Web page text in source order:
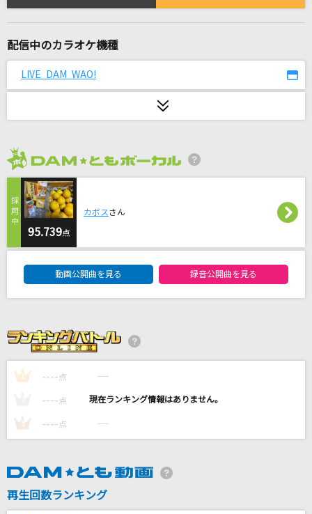
黒毛和牛上塩タン焼680円
創聖のアクエリオン
RADWIMPS
君が代
[オリカラ]世界が終るまでは… 1994/6/22渋谷
メランコリーキッチン
[生音]OCEAN
B'z
ワンス・モア]
配信中のカラオケ機種
LIVE DAM WAO!
95.739点
カボス さん
動画公開曲を見る 録音公開曲を見る
1 ---- 点 ----
---- 点 ----
3 ---- 点 ----
再生回数ランキング